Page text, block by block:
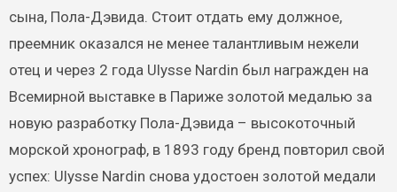
сына, Пола-Дэвида. Стоит отдать ему должное,
преемник оказался не менее талантливым нежели
отец и через 2 года Ulysse Nardin был награжден на
Всемирной выставке в Париже золотой медалью за
новую разработку Пола-Дэвида – высокоточный
морской хронограф, в 1893 году бренд повторил свой
успех: Ulysse Nardin снова удостоен золотой медали